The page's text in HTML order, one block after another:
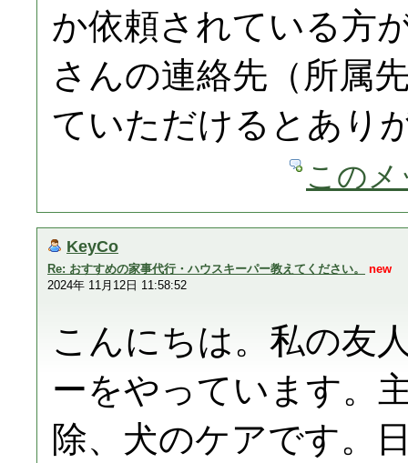
か依頼されている方
さんの連絡先（所属
ていただけるとあり
この
KeyCo
Re: おすすめの家事代行・ハウスキーパー教えてください。
new
2024年 11月12日 11:58:52
こんにちは。私の友
ーをやっています。
除、犬のケアです。